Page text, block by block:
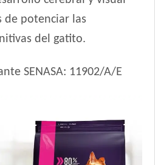
de potenciar las
del gatito.
SENASA: 11902/A/E